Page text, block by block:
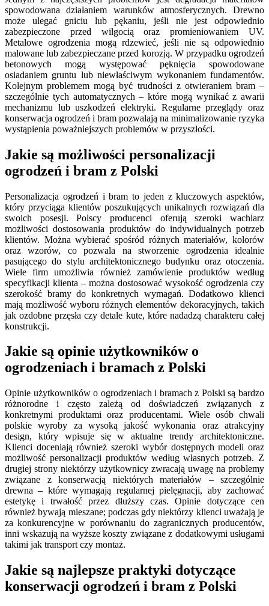
spowodowana działaniem warunków atmosferycznych. Drewno
może ulegać gniciu lub pękaniu, jeśli nie jest odpowiednio
zabezpieczone przed wilgocią oraz promieniowaniem UV.
Metalowe ogrodzenia mogą rdzewieć, jeśli nie są odpowiednio
malowane lub zabezpieczane przed korozją. W przypadku ogrodzeń
betonowych mogą występować pęknięcia spowodowane
osiadaniem gruntu lub niewłaściwym wykonaniem fundamentów.
Kolejnym problemem mogą być trudności z otwieraniem bram –
szczególnie tych automatycznych – które mogą wynikać z awarii
mechanizmu lub uszkodzeń elektryki. Regularne przeglądy oraz
konserwacja ogrodzeń i bram pozwalają na minimalizowanie ryzyka
wystąpienia poważniejszych problemów w przyszłości.
Jakie są możliwości personalizacji
ogrodzeń i bram z Polski
Personalizacja ogrodzeń i bram to jeden z kluczowych aspektów,
który przyciąga klientów poszukujących unikalnych rozwiązań dla
swoich posesji. Polscy producenci oferują szeroki wachlarz
możliwości dostosowania produktów do indywidualnych potrzeb
klientów. Można wybierać spośród różnych materiałów, kolorów
oraz wzorów, co pozwala na stworzenie ogrodzenia idealnie
pasującego do stylu architektonicznego budynku oraz otoczenia.
Wiele firm umożliwia również zamówienie produktów według
specyfikacji klienta – można dostosować wysokość ogrodzenia czy
szerokość bramy do konkretnych wymagań. Dodatkowo klienci
mają możliwość wyboru różnych elementów dekoracyjnych, takich
jak ozdobne przęsła czy detale kute, które nadadzą charakteru całej
konstrukcji.
Jakie są opinie użytkowników o
ogrodzeniach i bramach z Polski
Opinie użytkowników o ogrodzeniach i bramach z Polski są bardzo
różnorodne i często zależą od doświadczeń związanych z
konkretnymi produktami oraz producentami. Wiele osób chwali
polskie wyroby za wysoką jakość wykonania oraz atrakcyjny
design, który wpisuje się w aktualne trendy architektoniczne.
Klienci doceniają również szeroki wybór dostępnych modeli oraz
możliwość personalizacji produktów według własnych potrzeb. Z
drugiej strony niektórzy użytkownicy zwracają uwagę na problemy
związane z konserwacją niektórych materiałów – szczególnie
drewna – które wymagają regularnej pielęgnacji, aby zachować
estetykę i trwałość przez dłuższy czas. Opinie dotyczące cen
również bywają mieszane; podczas gdy niektórzy klienci uważają je
za konkurencyjne w porównaniu do zagranicznych producentów,
inni wskazują na wyższe koszty związane z dodatkowymi usługami
takimi jak transport czy montaż.
Jakie są najlepsze praktyki dotyczące
konserwacji ogrodzeń i bram z Polski